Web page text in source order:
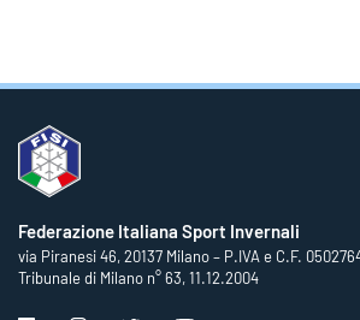
Federazione Italiana Sport Invernali
via Piranesi 46, 20137 Milano – P.IVA e C.F.
Tribunale di Milano n° 63, 11.12.2004